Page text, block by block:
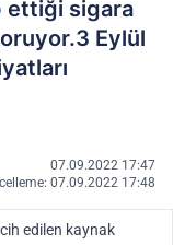
ettiği sigara
Eylül
07.09.2022 17:47
07.09.2022 17:48
edilen kaynak